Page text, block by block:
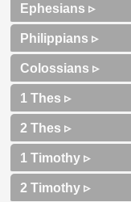
Ephesians ▹
Philippians ▹
Colossians ▹
1 Thes ▹
2 Thes ▹
1 Timothy ▹
2 Timothy ▹